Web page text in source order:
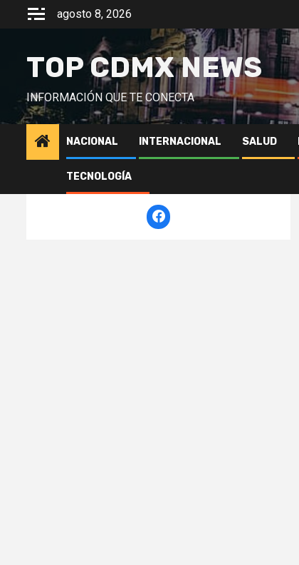
agosto 8, 2026
TOP CDMX NEWS
INFORMACIÓN QUE TE CONECTA
NACIONAL INTERNACIONAL SALUD
TECNOLOGÍA